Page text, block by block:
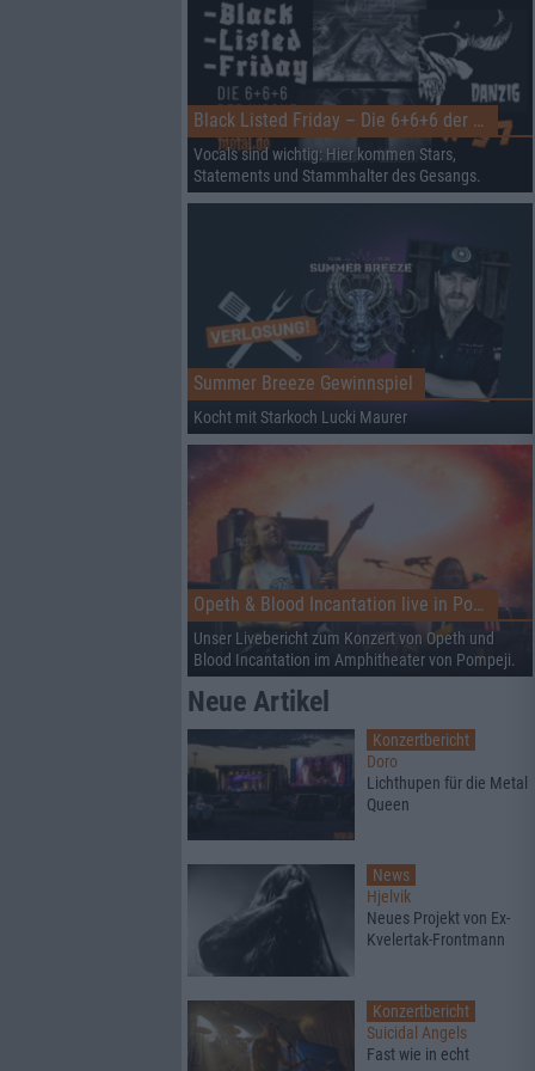
Black Listed Friday – Die 6+6+6 der Woche
Vocals sind wichtig: Hier kommen Stars,
Statements und Stammhalter des Gesangs.
Summer Breeze Gewinnspiel
Kocht mit Starkoch Lucki Maurer
Opeth & Blood Incantation live in Pompeji
Unser Livebericht zum Konzert von Opeth und
Blood Incantation im Amphitheater von Pompeji.
Neue Artikel
Konzertbericht
Doro
Lichthupen für die Metal
Queen
News
Hjelvik
Neues Projekt von Ex-
Kvelertak-Frontmann
Konzertbericht
Suicidal Angels
Fast wie in echt